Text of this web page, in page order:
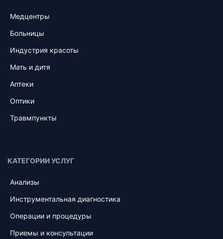
Медцентры
Больницы
Индустрия красоты
Мать и дитя
Аптеки
Оптики
Травмпункты
КАТЕГОРИИ УСЛУГ
Анализы
Инструментальная диагностика
Операции и процедуры
Приемы и консультации